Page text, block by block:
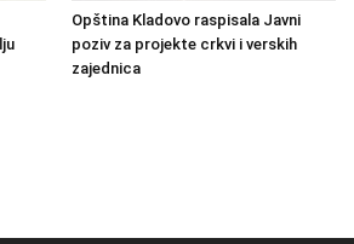
Opština Kladovo raspisala Javni
poziv za projekte crkvi i verskih
zajednica